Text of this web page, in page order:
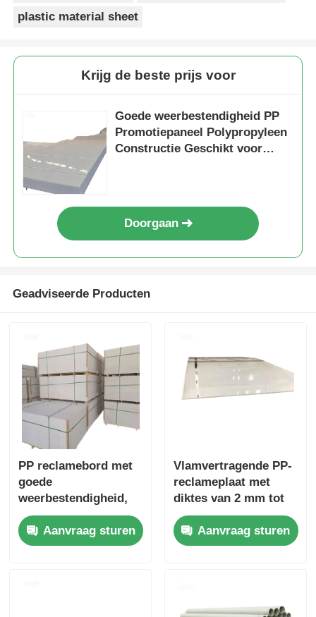
plastic material sheet
Krijg de beste prijs voor
Goede weerbestendigheid PP
Promotiepaneel Polypropyleen
Constructie Geschikt voor
Doorgaan
Geadviseerde Producten
PP reclamebord met
goede
weerbestendigheid,
biedt gladde of matte
afwerking, geschikt
voor diverse
Aanvraag sturen
Vlamvertragende PP-
reclameplaat met
diktes van 2 mm tot
10 mm en goede
weerbestendigheid,
geschikt voor
Aanvraag sturen